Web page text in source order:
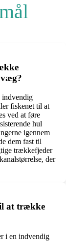
indvendig
fiskenet til at
ved at føre
hul
igennem
dem fast til
trækkefjeder
der
at trække
i en indvendig